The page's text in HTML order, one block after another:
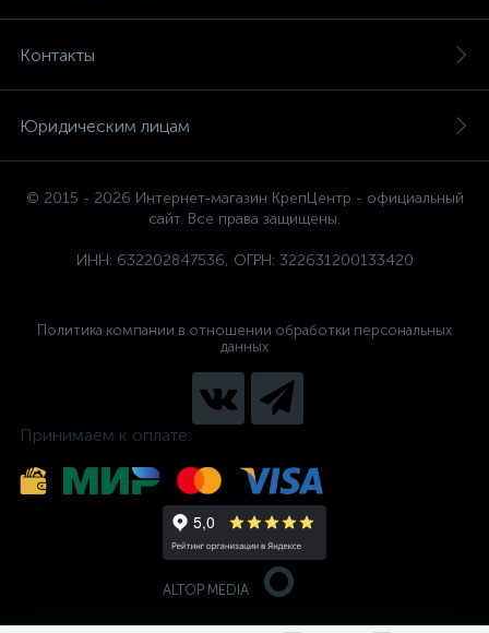
Контакты
Юридическим лицам
© 2015 - 2026 Интернет-магазин КрепЦентр - официальный
сайт. Все права защищены.
ИНН: 632202847536, ОГРН: 322631200133420
Политика компании в отношении обработки персональных
данных
Принимаем к оплате:
ALTOP MEDIA